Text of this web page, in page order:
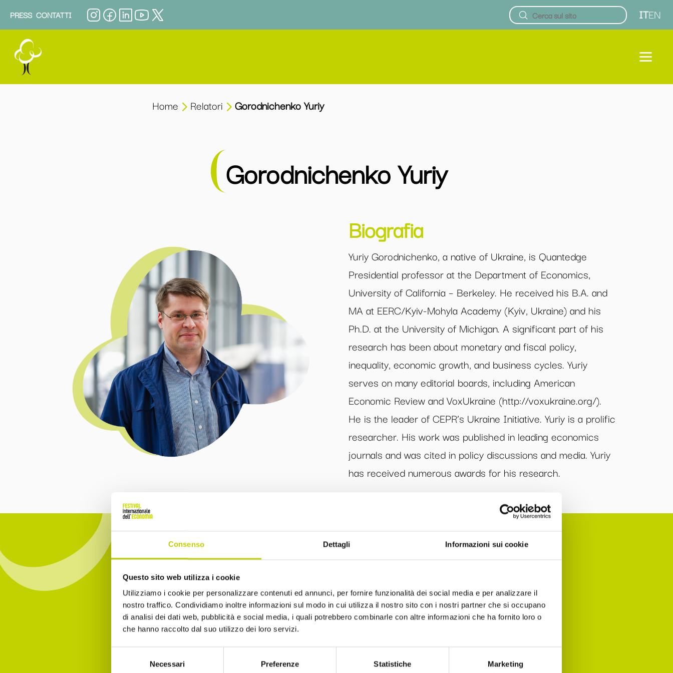
Consenso Dettagli Informazioni sui cookie
Questo sito web utilizza i cookie
Utilizziamo i cookie per personalizzare contenuti ed annunci, per fornire funzionalità dei social media e per analizzare il
nostro traffico. Condividiamo inoltre informazioni sul modo in cui utilizza il nostro sito con i nostri partner che si occupano
di analisi dei dati web, pubblicità e social media, i quali potrebbero combinarle con altre informazioni che ha fornito loro o
che hanno raccolto dal suo utilizzo dei loro servizi.
Necessari Preferenze Statistiche Marketing
PRESS CONTATTI ITEN
Home Relatori Gorodnichenko Yuriy
Gorodnichenko Yuriy
Biografia
Yuriy Gorodnichenko, a native of Ukraine, is Quantedge
Presidential professor at the Department of Economics,
University of California – Berkeley. He received his B.A. and
MA at EERC/Kyiv-Mohyla Academy (Kyiv, Ukraine) and his
Ph.D. at the University of Michigan. A significant part of his
research has been about monetary and fiscal policy,
inequality, economic growth, and business cycles. Yuriy
serves on many editorial boards, including American
Economic Review and VoxUkraine (http://voxukraine.org/).
He is the leader of CEPR’s Ukraine Initiative. Yuriy is a prolific
researcher. His work was published in leading economics
journals and was cited in policy discussions and media. Yuriy
has received numerous awards for his research.
La Newsletter del Festival
Iscriviti alla Newsletter del Festival Internazionale dell’Economia per
essere sempre informato sulle novità e gli appuntamenti in agenda!
Email